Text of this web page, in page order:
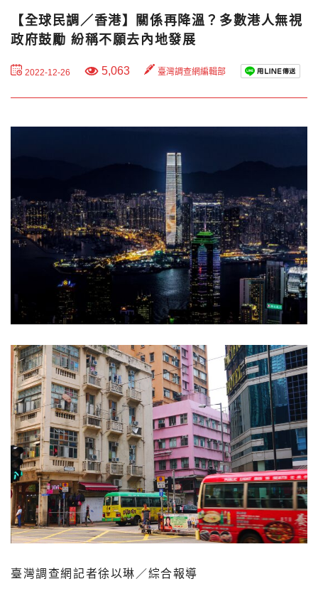
【全球民調／香港】關係再降溫？多數港人無視
政府鼓勵 紛稱不願去內地發展
2022-12-26 5,063 臺灣調查網編輯部
臺灣調查網記者徐以琳／綜合報導